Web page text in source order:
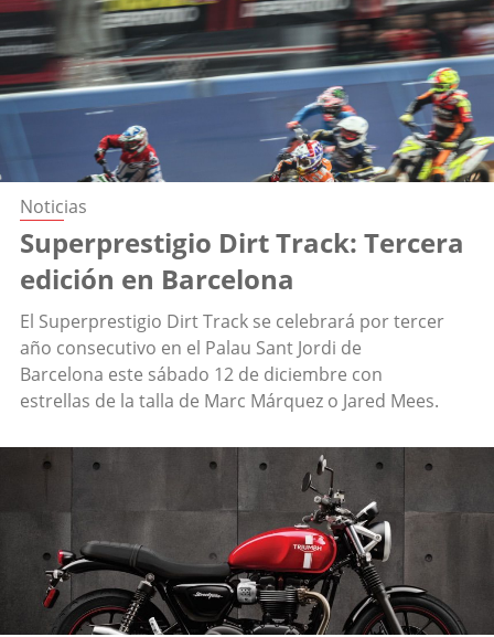
Noticias
Superprestigio Dirt Track: Tercera
edición en Barcelona
El Superprestigio Dirt Track se celebrará por tercer
año consecutivo en el Palau Sant Jordi de
Barcelona este sábado 12 de diciembre con
estrellas de la talla de Marc Márquez o Jared Mees.